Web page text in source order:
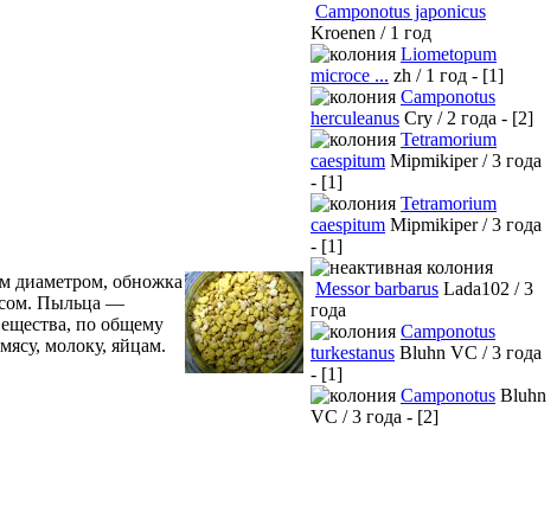
диаметром, обножка
Пыльца —
по общему
молоку, яйцам.
Camponotus japonicus
Kroenen / 1 год
Liometopum
microce ... zh / 1 год - [1]
Camponotus
herculeanus Cry / 2 года - [2]
Tetramorium
caespitum Mipmikiper / 3 года
- [1]
Tetramorium
caespitum Mipmikiper / 3 года
- [1]
Messor barbarus Lada102 / 3
года
Camponotus
turkestanus Bluhn VC / 3 года
- [1]
Camponotus Bluhn
VC / 3 года - [2]